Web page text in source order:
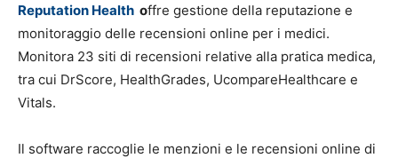
Reputation Health offre gestione della reputazione e
monitoraggio delle recensioni online per i medici.
Monitora 23 siti di recensioni relative alla pratica medica,
tra cui DrScore, HealthGrades, UcompareHealthcare e
Vitals.
Il software raccoglie le menzioni e le recensioni online di